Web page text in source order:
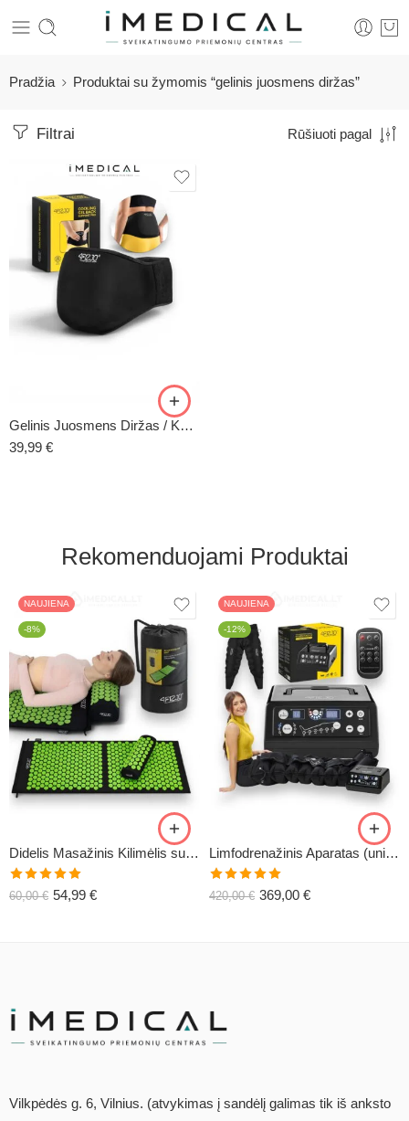
Pradžia Produktai su žymomis “gelinis juosmens diržas”
Filtrai Rūšiuoti pagal
Gelinis Juosmens Diržas / Kompresas ColdPack
39,99 €
Rekomenduojami Produktai
NAUJIENA
-8%
Didelis Masažinis Kilimėlis su Pagalve XL-CLASSIC1
Įvertinimas:
5.00
60,00€ 54,99 €
NAUJIENA
-12%
Limfodrenažinis Aparatas (universalus) C6
Įvertinimas:
5.00
420,00€ 369,00 €
Vilkpėdės g. 6, Vilnius. (atvykimas į sandėlį galimas tik iš anksto